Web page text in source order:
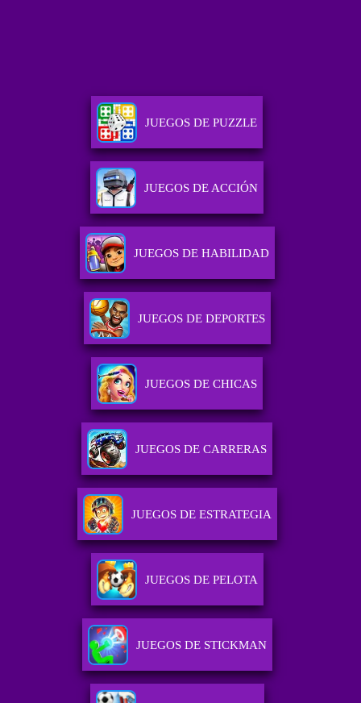
JUEGOS DE PUZZLE
JUEGOS DE ACCIÓN
JUEGOS DE HABILIDAD
JUEGOS DE DEPORTES
JUEGOS DE CHICAS
JUEGOS DE CARRERAS
JUEGOS DE ESTRATEGIA
JUEGOS DE PELOTA
JUEGOS DE STICKMAN